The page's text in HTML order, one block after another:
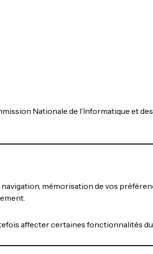
Nationale de l’Informatique et
mémorisation de vos
affecter certaines fonctionnalités du